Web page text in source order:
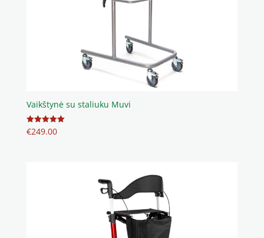
Vaikštynė su staliuku Muvi
Įvertinimas:
5.00
€249.00